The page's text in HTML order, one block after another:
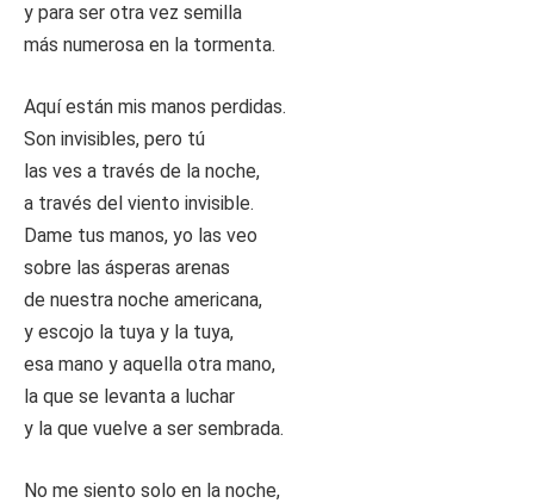
y para ser otra vez semilla
más numerosa en la tormenta.
Aquí están mis manos perdidas.
Son invisibles, pero tú
las ves a través de la noche,
a través del viento invisible.
Dame tus manos, yo las veo
sobre las ásperas arenas
de nuestra noche americana,
y escojo la tuya y la tuya,
esa mano y aquella otra mano,
la que se levanta a luchar
y la que vuelve a ser sembrada.
No me siento solo en la noche,